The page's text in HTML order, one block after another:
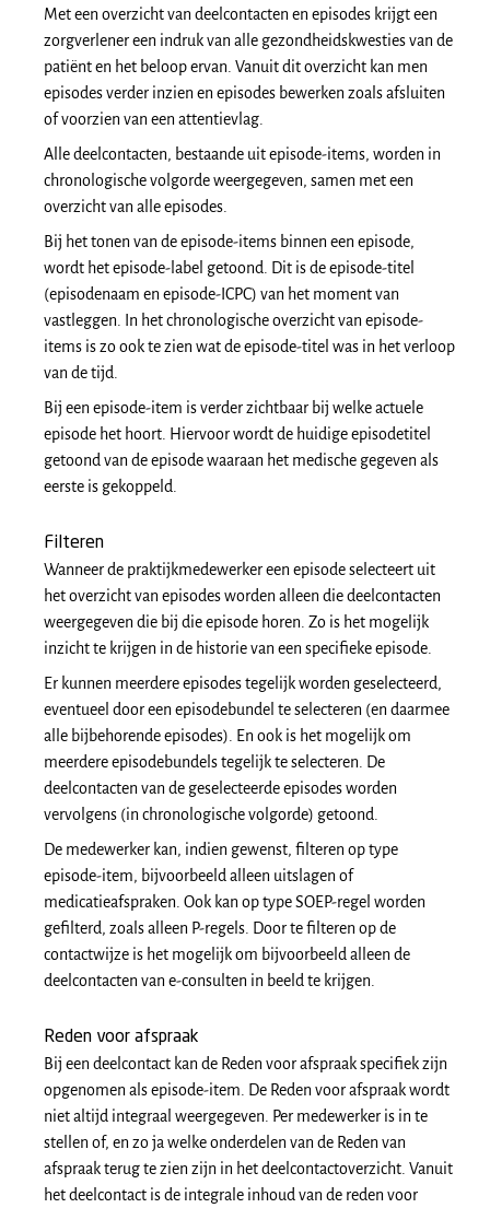
Met een overzicht van deelcontacten en episodes krijgt een
zorgverlener een indruk van alle gezondheidskwesties van de
patiënt en het beloop ervan. Vanuit dit overzicht kan men
episodes verder inzien en episodes bewerken zoals afsluiten
of voorzien van een attentievlag.
Alle deelcontacten, bestaande uit episode-items, worden in
chronologische volgorde weergegeven, samen met een
overzicht van alle episodes.
Bij het tonen van de episode-items binnen een episode,
wordt het episode-label getoond. Dit is de episode-titel
(episodenaam en episode-ICPC) van het moment van
vastleggen. In het chronologische overzicht van episode-
items is zo ook te zien wat de episode-titel was in het verloop
van de tijd.
Bij een episode-item is verder zichtbaar bij welke actuele
episode het hoort. Hiervoor wordt de huidige episodetitel
getoond van de episode waaraan het medische gegeven als
eerste is gekoppeld.
Filteren
Wanneer de praktijkmedewerker een episode selecteert uit
het overzicht van episodes worden alleen die deelcontacten
weergegeven die bij die episode horen. Zo is het mogelijk
inzicht te krijgen in de historie van een specifieke episode.
Er kunnen meerdere episodes tegelijk worden geselecteerd,
eventueel door een episodebundel te selecteren (en daarmee
alle bijbehorende episodes). En ook is het mogelijk om
meerdere episodebundels tegelijk te selecteren. De
deelcontacten van de geselecteerde episodes worden
vervolgens (in chronologische volgorde) getoond.
De medewerker kan, indien gewenst, filteren op type
episode-item, bijvoorbeeld alleen uitslagen of
medicatieafspraken. Ook kan op type SOEP-regel worden
gefilterd, zoals alleen P-regels. Door te filteren op de
contactwijze is het mogelijk om bijvoorbeeld alleen de
deelcontacten van e-consulten in beeld te krijgen.
Reden voor afspraak
Bij een deelcontact kan de Reden voor afspraak specifiek zijn
opgenomen als episode-item. De Reden voor afspraak wordt
niet altijd integraal weergegeven. Per medewerker is in te
stellen of, en zo ja welke onderdelen van de Reden van
afspraak terug te zien zijn in het deelcontactoverzicht. Vanuit
het deelcontact is de integrale inhoud van de reden voor